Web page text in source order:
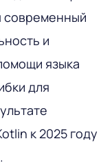
современный
и
языка
для
к 2025 году